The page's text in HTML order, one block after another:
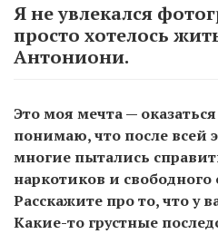
Я не увлекался
просто хотелось
Антониони.
Это моя мечта —
понимаю, что после всей
многие пытались
наркотиков и свободного
Расскажите про то, что у
Какие-то грустные